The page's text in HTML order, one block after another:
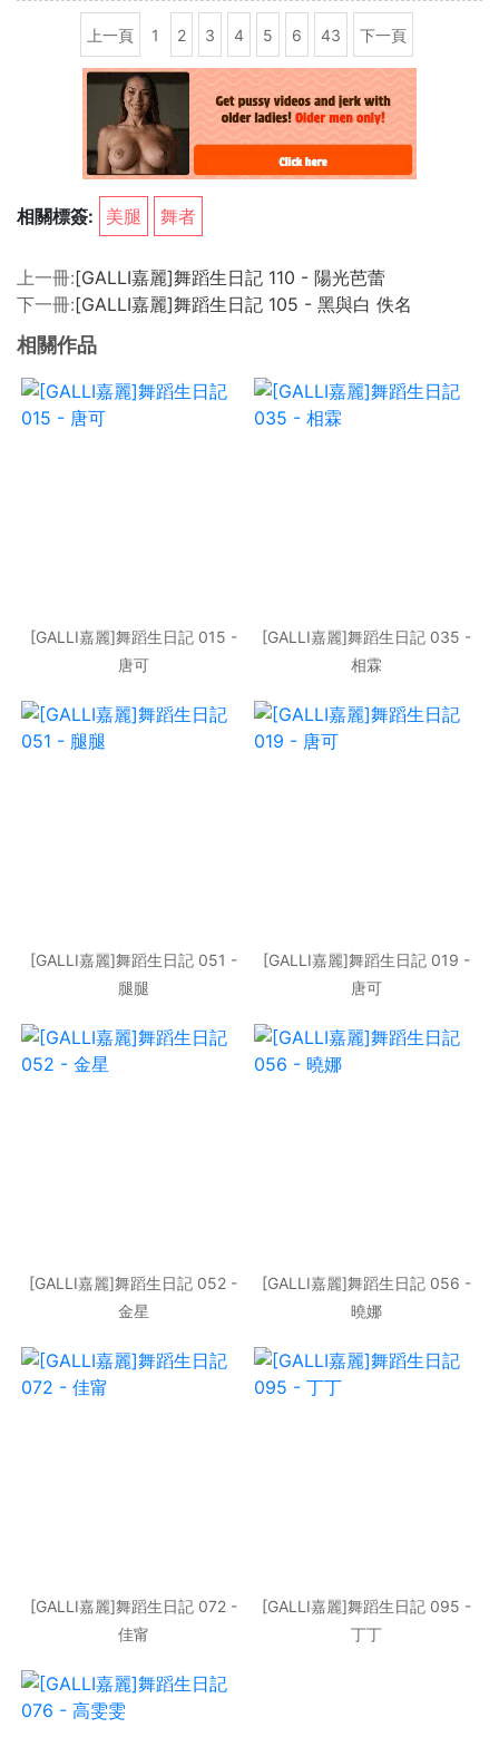
上一頁 1 2 3 4 5 6 43 下一頁
相關標簽: 美腿 舞者
上一冊:[GALLI嘉麗]舞蹈生日記 110 - 陽光芭蕾
下一冊:[GALLI嘉麗]舞蹈生日記 105 - 黑與白 佚名
相關作品
[GALLI嘉麗]舞蹈生日記 015 -
唐可
[GALLI嘉麗]舞蹈生日記 035 -
相霖
[GALLI嘉麗]舞蹈生日記 051 -
腿腿
[GALLI嘉麗]舞蹈生日記 019 -
唐可
[GALLI嘉麗]舞蹈生日記 052 -
金星
[GALLI嘉麗]舞蹈生日記 056 -
曉娜
[GALLI嘉麗]舞蹈生日記 072 -
佳甯
[GALLI嘉麗]舞蹈生日記 095 -
丁丁